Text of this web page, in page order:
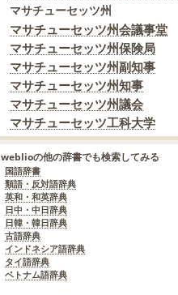
マサチューセッツ州
マサチューセッツ州会議事堂
マサチューセッツ州保険局
マサチューセッツ州副知事
マサチューセッツ州知事
マサチューセッツ州議会
マサチューセッツ工科大学
weblioの他の辞書でも検索してみる
国語辞書
類語・反対語辞典
英和・和英辞典
日中・中日辞典
日韓・韓日辞典
古語辞典
インドネシア語辞典
タイ語辞典
ベトナム語辞典